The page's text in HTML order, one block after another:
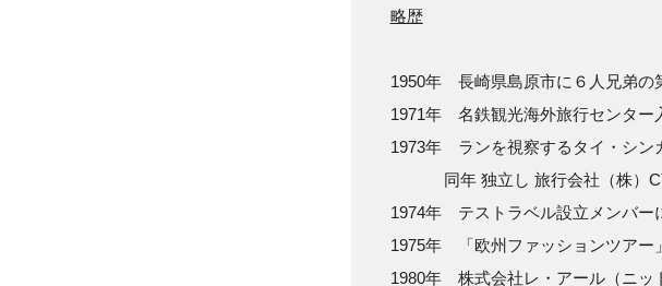
略歴
1950年 長崎県島原市に６人兄弟の
1971年 名鉄観光海外旅行センター
1973年 ランを視察するタイ・シン
同年 独立し 旅行会社（株）
1974年 テストラベル設立メンバー
1975年 「欧州ファッションツアー
1980年 株式会社レ・アール（ニッ